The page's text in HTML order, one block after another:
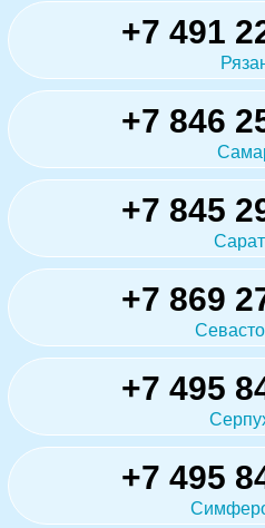
+7 491
+7 846
+7 845
+7 869
+7 495
+7 495